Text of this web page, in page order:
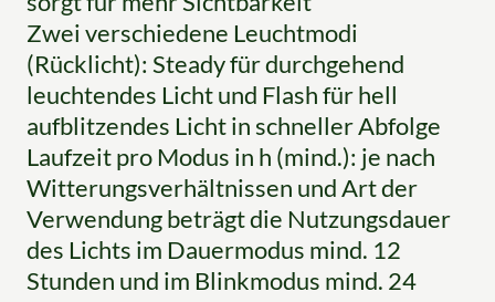
Zwei verschiedene Leuchtmodi
(Rücklicht): Steady für durchgehend
leuchtendes Licht und Flash für hell
aufblitzendes Licht in schneller Abfolge
Laufzeit pro Modus in h (mind.): je nach
Witterungsverhältnissen und Art der
Verwendung beträgt die Nutzungsdauer
des Lichts im Dauermodus mind. 12
Stunden und im Blinkmodus mind. 24